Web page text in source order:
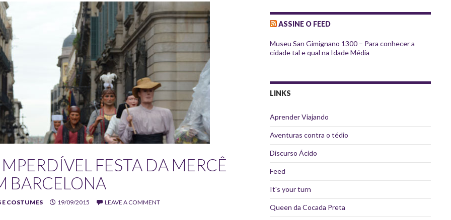
FESTA DA MERCÊ
BARCELONA
E COSTUMES 19/09/2015 LEAVE A COMMENT
ASSINE O FEED
Museu San Gimignano 1300 – Para conhecer a
cidade tal e qual na Idade Média
LINKS
Aprender Viajando
Aventuras contra o tédio
Discurso Ácido
Feed
It's your turn
Queen da Cocada Preta